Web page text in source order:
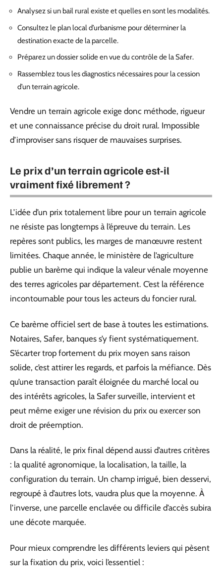
Analysez si un bail rural existe et quelles en sont les modalités.
Consultez le plan local d’urbanisme pour déterminer la
destination exacte de la parcelle.
Préparez un dossier solide en vue du contrôle de la Safer.
Rassemblez tous les diagnostics nécessaires pour la cession
d’un terrain agricole.
Vendre un terrain agricole exige donc méthode, rigueur
et une connaissance précise du droit rural. Impossible
d’improviser sans risquer de mauvaises surprises.
Le prix d’un terrain agricole est-il
vraiment fixé librement ?
L’idée d’un prix totalement libre pour un terrain agricole
ne résiste pas longtemps à l’épreuve du terrain. Les
repères sont publics, les marges de manœuvre restent
limitées. Chaque année, le ministère de l’agriculture
publie un barème qui indique la valeur vénale moyenne
des terres agricoles par département. C’est la référence
incontournable pour tous les acteurs du foncier rural.
Ce barème officiel sert de base à toutes les estimations.
Notaires, Safer, banques s’y fient systématiquement.
S’écarter trop fortement du prix moyen sans raison
solide, c’est attirer les regards, et parfois la méfiance. Dès
qu’une transaction paraît éloignée du marché local ou
des intérêts agricoles, la Safer surveille, intervient et
peut même exiger une révision du prix ou exercer son
droit de préemption.
Dans la réalité, le prix final dépend aussi d’autres critères
: la qualité agronomique, la localisation, la taille, la
configuration du terrain. Un champ irrigué, bien desservi,
regroupé à d’autres lots, vaudra plus que la moyenne. À
l’inverse, une parcelle enclavée ou difficile d’accès subira
une décote marquée.
Pour mieux comprendre les différents leviers qui pèsent
sur la fixation du prix, voici l’essentiel :